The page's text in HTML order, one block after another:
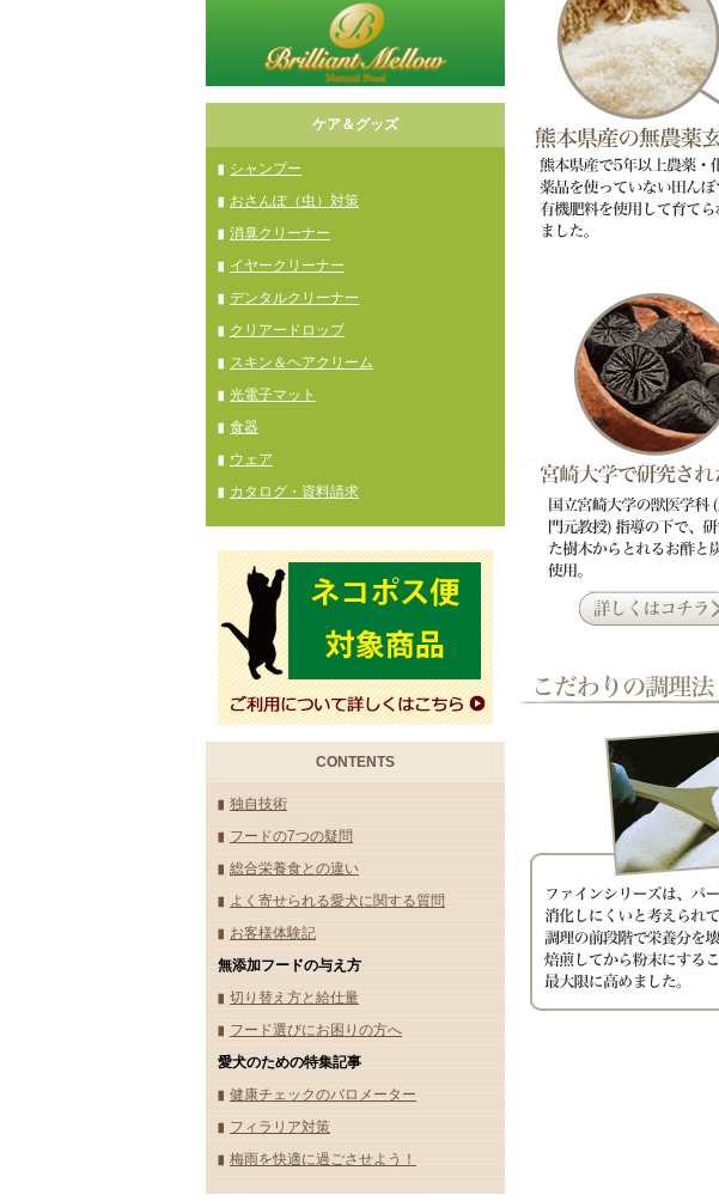
ケア＆グッズ
シャンプー
おさんぽ（虫）対策
消臭クリーナー
イヤークリーナー
デンタルクリーナー
クリアードロップ
スキン＆ヘアクリーム
光電子マット
食器
ウェア
カタログ・資料請求
CONTENTS
独自技術
フードの7つの疑問
総合栄養食との違い
よく寄せられる愛犬に関する質問
お客様体験記
無添加フードの与え方
切り替え方と給仕量
フード選びにお困りの方へ
愛犬のための特集記事
健康チェックのバロメーター
フィラリア対策
梅雨を快適に過ごさせよう！